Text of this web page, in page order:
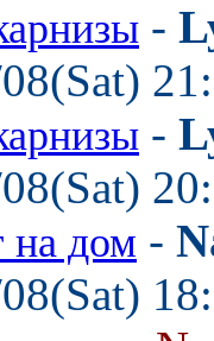
-
-
на дом -